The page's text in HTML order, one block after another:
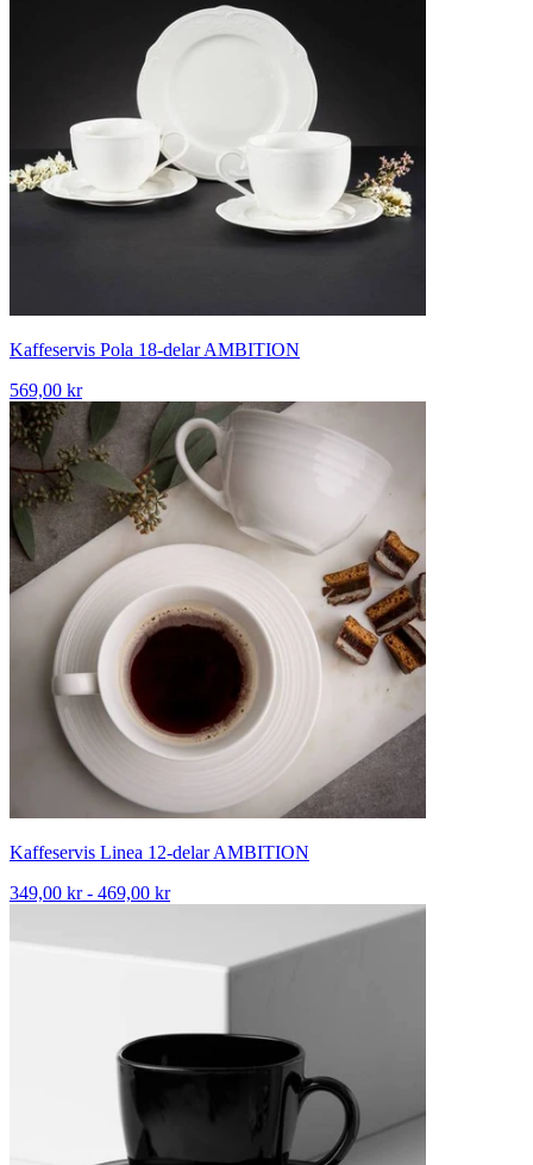
Kaffeservis Pola 18-delar AMBITION
569,00 kr
Kaffeservis Linea 12-delar AMBITION
349,00 kr - 469,00 kr